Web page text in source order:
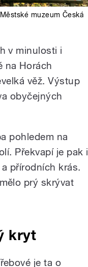
Městské muzeum Česká
v minulosti i
na Horách
věž. Výstup
obyčejných
pohledem na
Překvapí je pak i
přírodních krás.
prý skrývat
kryt
je ta o